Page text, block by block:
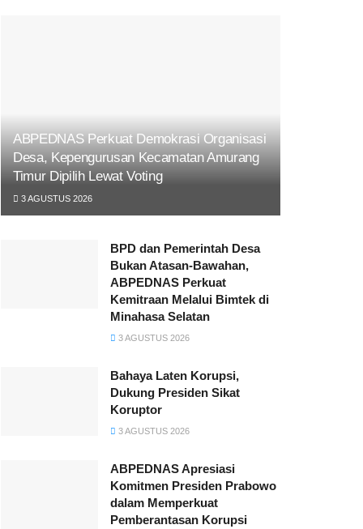
ABPEDNAS Perkuat Demokrasi Organisasi
Desa, Kepengurusan Kecamatan Amurang
Timur Dipilih Lewat Voting
3 AGUSTUS 2026
BPD dan Pemerintah Desa
Bukan Atasan-Bawahan,
ABPEDNAS Perkuat
Kemitraan Melalui Bimtek di
Minahasa Selatan
3 AGUSTUS 2026
Bahaya Laten Korupsi,
Dukung Presiden Sikat
Koruptor
3 AGUSTUS 2026
ABPEDNAS Apresiasi
Komitmen Presiden Prabowo
dalam Memperkuat
Pemberantasan Korupsi